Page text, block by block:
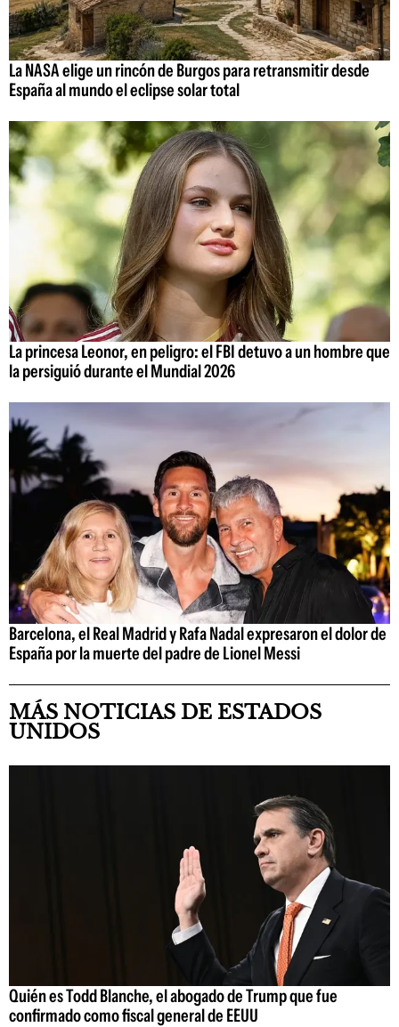
La NASA elige un rincón de Burgos para retransmitir desde
España al mundo el eclipse solar total
La princesa Leonor, en peligro: el FBI detuvo a un hombre que
la persiguió durante el Mundial 2026
Barcelona, el Real Madrid y Rafa Nadal expresaron el dolor de
España por la muerte del padre de Lionel Messi
MÁS NOTICIAS DE ESTADOS
UNIDOS
Quién es Todd Blanche, el abogado de Trump que fue
confirmado como fiscal general de EEUU